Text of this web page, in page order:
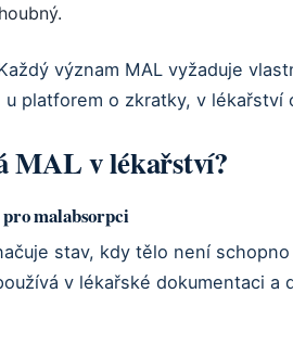
význam MAL vyžaduje
platforem o zkratky, v lékařství
MAL v lékařství?
malabsorpci
stav, kdy tělo není
v lékařské dokumentaci a